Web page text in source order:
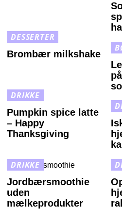
DESSERTER
Brombær milkshake
DRIKKE
Pumpkin spice latte
– Happy
Thanksgiving
DRIKKE
Jordbærsmoothie
uden
mælkeprodukter